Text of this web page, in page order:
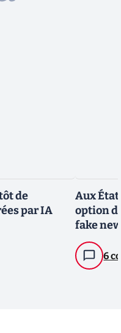
de
par IA
Aux
option
fake
firme
6